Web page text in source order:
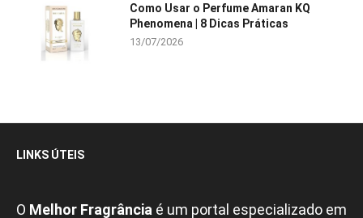
Como Usar o Perfume Amaran KQ
Phenomena | 8 Dicas Práticas
13/07/2026
LINKS ÚTEIS
O Melhor Fragrância é um portal especializado em